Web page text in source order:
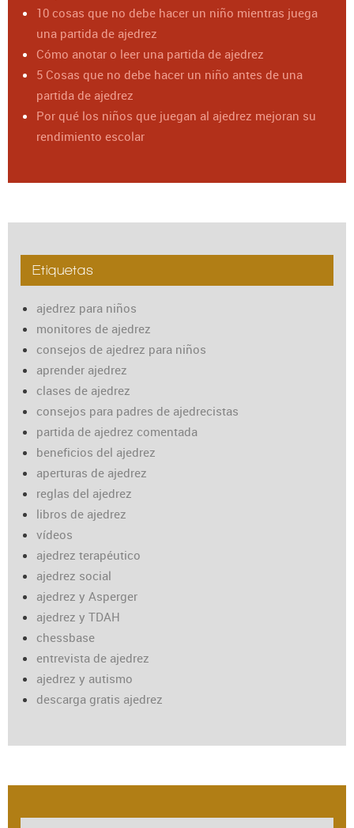
10 cosas que no debe hacer un niño mientras juega
una partida de ajedrez
Cómo anotar o leer una partida de ajedrez
5 Cosas que no debe hacer un niño antes de una
partida de ajedrez
Por qué los niños que juegan al ajedrez mejoran su
rendimiento escolar
Etiquetas
ajedrez para niños
monitores de ajedrez
consejos de ajedrez para niños
aprender ajedrez
clases de ajedrez
consejos para padres de ajedrecistas
partida de ajedrez comentada
beneficios del ajedrez
aperturas de ajedrez
reglas del ajedrez
libros de ajedrez
vídeos
ajedrez terapéutico
ajedrez social
ajedrez y Asperger
ajedrez y TDAH
chessbase
entrevista de ajedrez
ajedrez y autismo
descarga gratis ajedrez